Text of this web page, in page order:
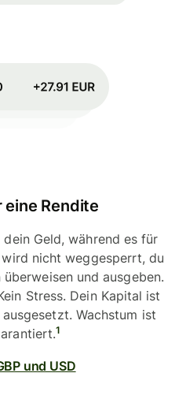
eine Rendite
Geld, während es für
nicht weggesperrt, du
und ausgeben.
Stress. Dein Kapital ist
Wachstum ist
1
und USD